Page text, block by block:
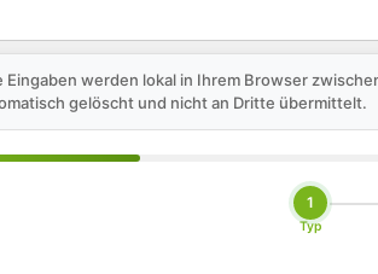
Eingaben werden lokal in Ihrem Browser
gelöscht und nicht an Dritte übermittelt.
1
Typ